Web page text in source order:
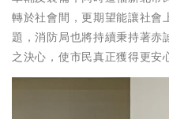
轉於社會間，更期望能讓社會
題，消防局也將持續秉持著赤
之決心，使市民真正獲得更安